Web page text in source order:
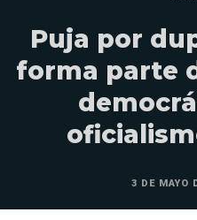
Puja por
forma parte
3 DE MAYO